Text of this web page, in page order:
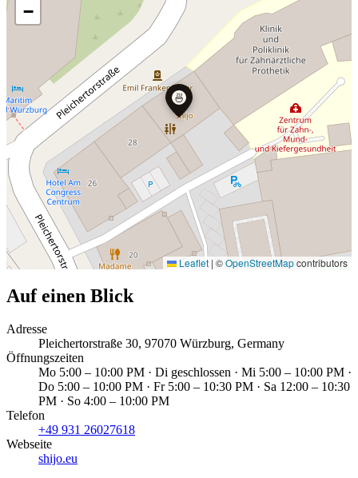
🍜
−
Leaflet | ©OpenStreetMapcontributors
Auf einen Blick
Adresse
Pleichertorstraße 30, 97070 Würzburg, Germany
Öffnungszeiten
Mo 5:00 – 10:00 PM · Di geschlossen · Mi 5:00 – 10:00 PM ·
Do 5:00 – 10:00 PM · Fr 5:00 – 10:30 PM · Sa 12:00 – 10:30
PM · So 4:00 – 10:00 PM
Telefon
+49 931 26027618
Webseite
shijo.eu